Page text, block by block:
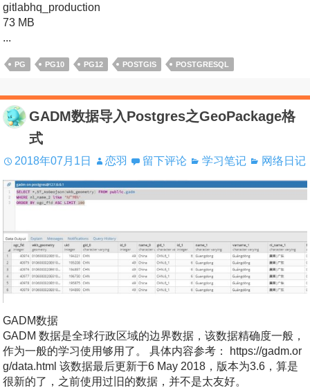
gitlabhq_production
73 MB
...
PG PG10 PG12 POSTGIS POSTGRESQL
GADM数据导入Postgres之GeoPackage格
式
2018年07月1日 恋羽 留下评论 学习笔记 网络日记
GADM数据
GADM 数据是全球行政区域的边界数据，该数据精确度一般，
作为一般的学习使用够用了。 具体内容参考： https://gadm.or
g/data.html 该数据最后更新于6 May 2018，版本为3.6，算是
很新的了，之前使用过旧的数据，并不是太友好。